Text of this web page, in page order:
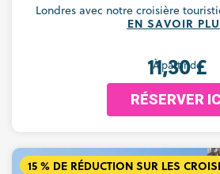
Londres avec notre croisière
EN SAVOIR
RÉSERVER
À partir de
11,30 £
15 % DE RÉDUCTION SUR LES